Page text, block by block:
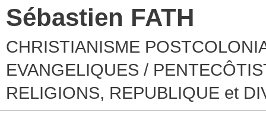
Sébastien FATH
CHRISTIANISME
EVANGELIQUES /
RELIGIONS, REPUBLIQUE et